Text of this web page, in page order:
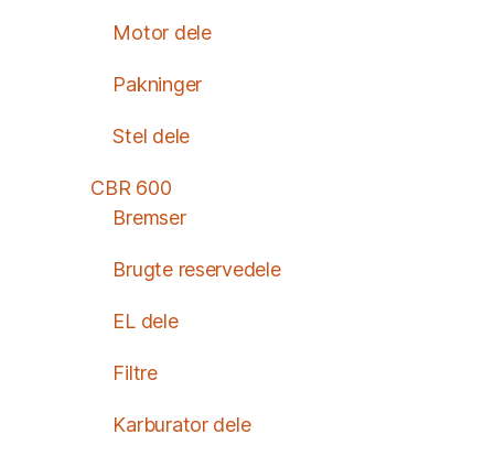
Motor dele
Pakninger
Stel dele
CBR 600
Bremser
Brugte reservedele
EL dele
Filtre
Karburator dele